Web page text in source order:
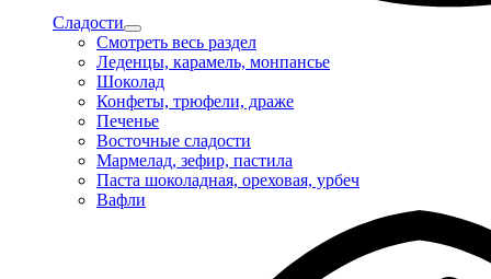
Сладости
Смотреть весь раздел
Леденцы, карамель, монпансье
Шоколад
Конфеты, трюфели, драже
Печенье
Восточные сладости
Мармелад, зефир, пастила
Паста шоколадная, ореховая, урбеч
Вафли